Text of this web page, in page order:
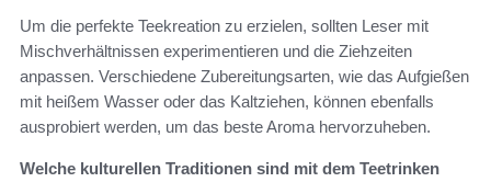
Um die perfekte Teekreation zu erzielen, sollten Leser mit
Mischverhältnissen experimentieren und die Ziehzeiten
anpassen. Verschiedene Zubereitungsarten, wie das Aufgießen
mit heißem Wasser oder das Kaltziehen, können ebenfalls
ausprobiert werden, um das beste Aroma hervorzuheben.
Welche kulturellen Traditionen sind mit dem Teetrinken